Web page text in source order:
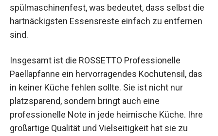
spülmaschinenfest, was bedeutet, dass selbst die
hartnäckigsten Essensreste einfach zu entfernen
sind.
Insgesamt ist die ROSSETTO Professionelle
Paellapfanne ein hervorragendes Kochutensil, das
in keiner Küche fehlen sollte. Sie ist nicht nur
platzsparend, sondern bringt auch eine
professionelle Note in jede heimische Küche. Ihre
großartige Qualität und Vielseitigkeit hat sie zu